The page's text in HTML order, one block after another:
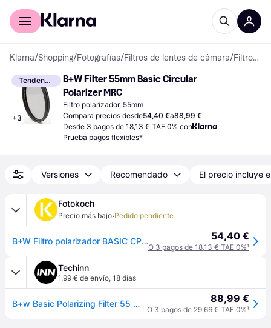
Comprar con Klarna
Klarna/Shopping/Fotografías/Filtros de lentes de cámara/ Filtros de lente
Tendencia
+3
B+W Filter 55mm Basic Circular
Polarizer MRC
Filtro polarizador, 55mm
Compara precios desde54,40 €a88,99 €
Desde 3 pagos de 18,13 € TAE 0% con
Prueba pagos flexibles*
Versiones Recomendado El precio incluye
Fotokoch
Precio más bajo·Pedido pendiente
B+W Filtro polarizador BASIC CPL MRC 55 mm 54,40 €
O 3 pagos de 18,13 € TAE 0%¹
Techinn
1,99 € de envío, 18 días
B+w Basic Polarizing Filter 55 Mm Negro 88,99 €
O 3 pagos de 29,66 € TAE 0%¹